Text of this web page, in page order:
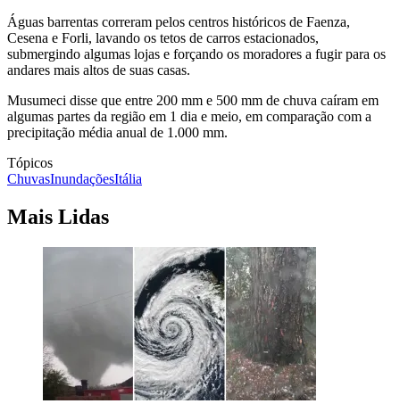
Águas barrentas correram pelos centros históricos de Faenza,
Cesena e Forli, lavando os tetos de carros estacionados,
submergindo algumas lojas e forçando os moradores a fugir para os
andares mais altos de suas casas.
Musumeci disse que entre 200 mm e 500 mm de chuva caíram em
algumas partes da região em 1 dia e meio, em comparação com a
precipitação média anual de 1.000 mm.
Tópicos
ChuvasInundaçõesItália
Mais Lidas